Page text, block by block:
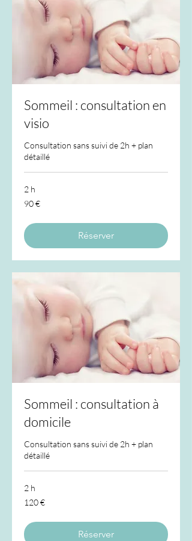
Sommeil : consultation en
visio
Consultation sans suivi de 2h + plan
détaillé
2 h
90
euros
90 €
Réserver
Sommeil : consultation à
domicile
Consultation sans suivi de 2h + plan
détaillé
2 h
120
euros
120 €
Réserver